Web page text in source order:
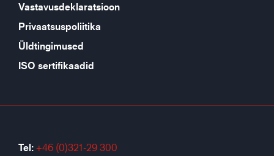
Vastavusdeklaratsioon
Privaatsuspoliitika
Üldtingimused
ISO sertifikaadid
Tel: +46 (0)321-29 300